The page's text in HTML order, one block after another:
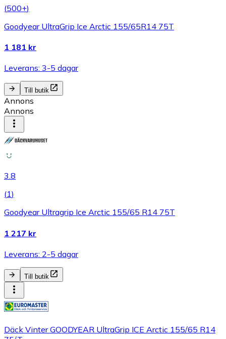
(500+)
Goodyear UltraGrip Ice Arctic 155/65R14 75T
1 181 kr
Leverans: 3-5 dagar
Till butik
Annons
Annons
3.8
(1)
Goodyear Ultragrip Ice Arctic 155/65 R14 75T
1 217 kr
Leverans: 2-5 dagar
Till butik
Däck Vinter GOODYEAR UltraGrip ICE Arctic 155/65 R14